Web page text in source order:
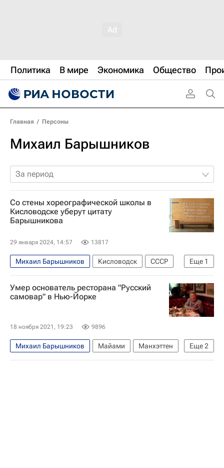
Политика В мире Экономика Общество
Главная / Персоны
Михаил Барышников
За период
Со стены хореографической школы в
Кисловодске уберут цитату
Барышникова
29 января 2024, 14:57 13817
Еще 1
Михаил Барышников Кисловодск
СССР
Украина
Умер основатель ресторана "Русский
самовар" в Нью-Йорке
18 ноября 2021, 19:23 9896
Еще2
Михаил Барышников Майами
Манхэттен
Нью-Йорк (город)
Иосиф Бродский